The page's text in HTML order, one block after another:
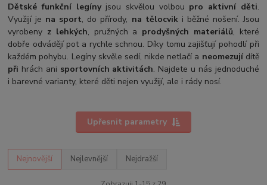
Dětské funkční legínyjsou skvělou volbou pro aktivní děti.
Využijí je na sport, do přírody, na tělocviki běžné nošení. Jsou
vyrobeny z lehkých, pružných a prodyšných materiálů, které
dobře odvádějí pot a rychle schnou. Díky tomu zajišťují pohodlí při
každém pohybu. Legíny skvěle sedí, nikde netlačí a neomezujídítě
při hrách ani sportovních aktivitách. Najdete u nás jednoduché
i barevné varianty, které děti nejen využijí, ale i rády nosí.
Upřesnit parametry
Nejnovější Nejlevnější Nejdražší